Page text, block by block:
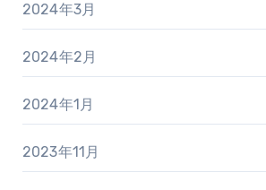
2024年3月
2024年2月
2024年1月
2023年11月